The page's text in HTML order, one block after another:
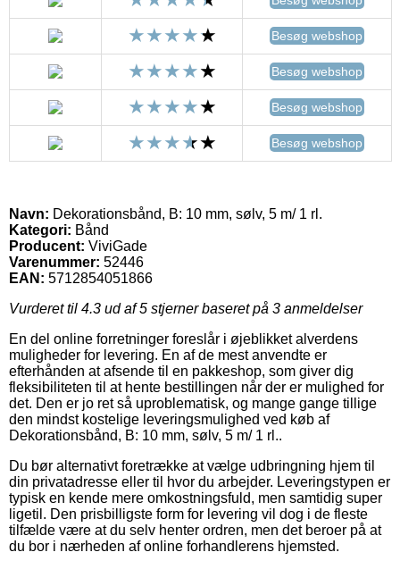
Besøg webshop
Besøg webshop
Besøg webshop
Besøg webshop
Navn: Dekorationsbånd, B: 10 mm, sølv, 5 m/ 1 rl.
Kategori: Bånd
Producent: ViviGade
Varenummer: 52446
EAN: 5712854051866
Vurderet til 4.3 ud af 5 stjerner baseret på 3 anmeldelser
En del online forretninger foreslår i øjeblikket alverdens
muligheder for levering. En af de mest anvendte er
efterhånden at afsende til en pakkeshop, som giver dig
fleksibiliteten til at hente bestillingen når der er mulighed for
det. Den er jo ret så uproblematisk, og mange gange tillige
den mindst kostelige leveringsmulighed ved køb af
Dekorationsbånd, B: 10 mm, sølv, 5 m/ 1 rl..
Du bør alternativt foretrække at vælge udbringning hjem til
din privatadresse eller til hvor du arbejder. Leveringstypen er
typisk en kende mere omkostningsfuld, men samtidig super
ligetil. Den prisbilligste form for levering vil dog i de fleste
tilfælde være at du selv henter ordren, men det beroer på at
du bor i nærheden af online forhandlerens hjemsted.